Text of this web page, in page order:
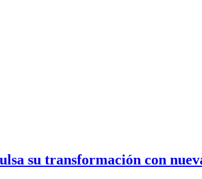
su transformación con